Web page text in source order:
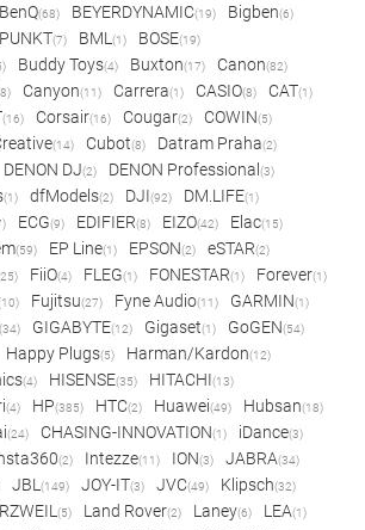
BenQ(68) BEYERDYNAMIC(19) Bigben(6)
(7) BML (1) BOSE(19)
Buddy Toys(4) Buxton(17) Canon(82)
Canyon(11) Carrera(1) CASIO(8) CAT(1)
(16) Corsair(16) Cougar(2) COWIN(5)
(14) Cubot(8) Datram Praha(2)
DENON DJ(2) DENON Professional (3)
(1) dfModels(2) DJI(92) DM.LIFE(1)
ECG(9) EDIFIER(8) EIZO(42) Elac(15)
(59) EP Line(1) EPSON(2) eSTAR(2)
FiiO(4) FLEG(1) FONESTAR(1) Forever(1)
Fujitsu(27) Fyne Audio(11) GARMIN(1)
(34) GIGABYTE(12) Gigaset(1) GoGEN(54)
Happy Plugs(5) Harman/Kardon(12)
(4) HISENSE(35) HITACHI(13)
(4) HP(385) HTC(2) Huawei(49) Hubsan(18)
(24) CHASING-INNOVATION(1) iDance(3)
(2) Intezze(11) ION(3) JABRA(34)
JBL (149) JOY-IT(3) JVC(49) Klipsch(32)
(5) Land Rover(2) Laney(6) LEA(1)